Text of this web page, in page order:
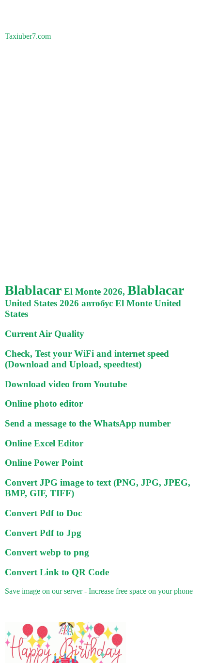
Taxiuber7.com
Blablacar El Monte 2026, Blablacar
United States 2026 автобус El Monte United
States
Current Air Quality
Check, Test your WiFi and internet speed
(Download and Upload, speedtest)
Download video from Youtube
Online photo editor
Send a message to the WhatsApp number
Online Excel Editor
Online Power Point
Convert JPG image to text (PNG, JPG, JPEG,
BMP, GIF, TIFF)
Convert Pdf to Doc
Convert Pdf to Jpg
Convert webp to png
Convert Link to QR Code
Save image on our server - Increase free space on your phone